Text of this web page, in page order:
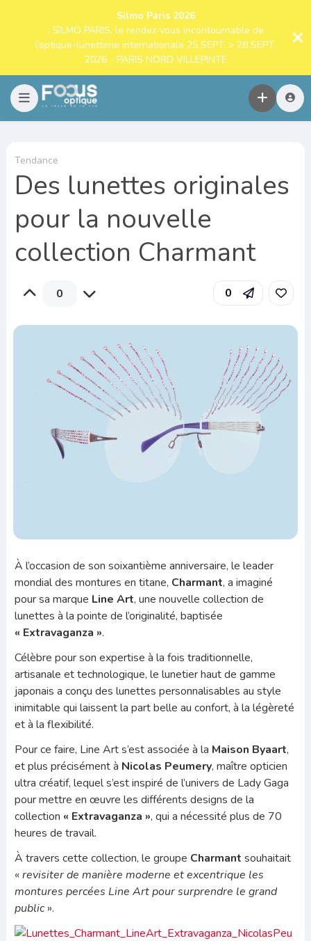
Silmo Paris 2026
: SILMO PARIS, le rendez-vous incontournable de
l’optique-lunetterie internationale 25 SEPT. > 28 SEPT.
2026 - PARIS NORD VILLEPINTE
Tendance
Des lunettes originales
pour la nouvelle
collection Charmant
0 0
À l’occasion de son soixantième anniversaire, le leader
mondial des montures en titane, Charmant, a imaginé
pour sa marque Line Art, une nouvelle collection de
lunettes à la pointe de l’originalité, baptisée
« Extravaganza ».
Célèbre pour son expertise à la fois traditionnelle,
artisanale et technologique, le lunetier haut de gamme
japonais a conçu des lunettes personnalisables au style
inimitable qui laissent la part belle au confort, à la légèreté
et à la flexibilité.
Pour ce faire, Line Art s’est associée à la Maison Byaart,
et plus précisément à Nicolas Peumery, maître opticien
ultra créatif, lequel s’est inspiré de l’univers de Lady Gaga
pour mettre en œuvre les différents designs de la
collection « Extravaganza », qui a nécessité plus de 70
heures de travail.
À travers cette collection, le groupe Charmant souhaitait
« revisiter de manière moderne et excentrique les
montures percées Line Art pour surprendre le grand
public».